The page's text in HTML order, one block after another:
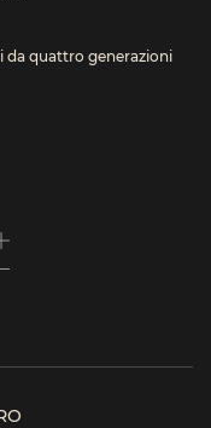
da quattro generazioni